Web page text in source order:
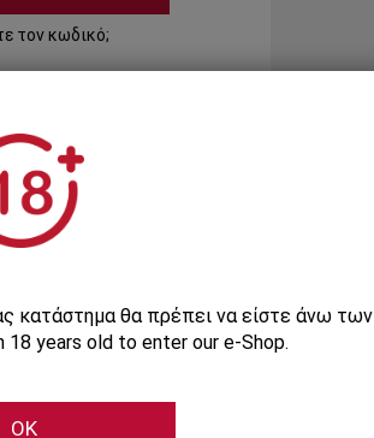
τον κωδικό;
ΜΕ ...
κατάστημα θα πρέπει να είστε άνω των
18 years old to enter our e-Shop.
OK